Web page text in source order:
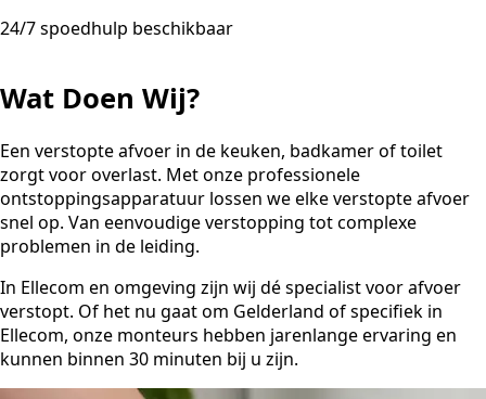
24/7 spoedhulp beschikbaar
Wat Doen Wij?
Een verstopte afvoer in de keuken, badkamer of toilet
zorgt voor overlast. Met onze professionele
ontstoppingsapparatuur lossen we elke verstopte afvoer
snel op. Van eenvoudige verstopping tot complexe
problemen in de leiding.
In Ellecom en omgeving zijn wij dé specialist voor afvoer
verstopt. Of het nu gaat om Gelderland of specifiek in
Ellecom, onze monteurs hebben jarenlange ervaring en
kunnen binnen 30 minuten bij u zijn.